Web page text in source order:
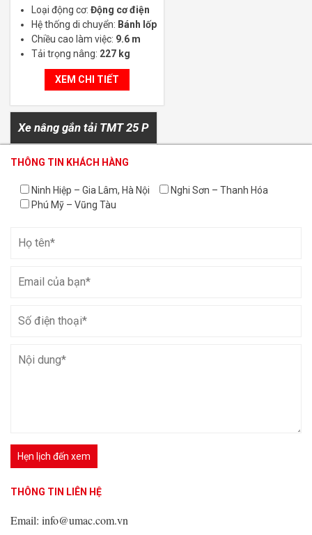
Loại động cơ: Động cơ điện
Hệ thống di chuyển: Bánh lốp
Chiều cao làm việc: 9.6 m
Tải trọng nâng: 227 kg
XEM CHI TIẾT
Xe nâng gắn tải TMT 25 P
Loại động cơ:Động cơ điện
Tải trọng nâng: 2445 kg
Xe nâng hàng ME 435
Hệ thống di chuyển:
Cấu tạo của xe nâng
THÔNG TIN KHÁCH HÀNG
THÔNG TIN LIÊN HỆ
Email: info@umac.com.vn
THÔNG TIN KHÁCH HÀNG
THÔNG TIN LIÊN HỆ
Email: info@umac.com.vn
THÔNG TIN KHÁCH HÀNG
Ninh Hiệp – Gia Lâm, Hà Nội
Nghi Sơn – Thanh Hóa
Phú Mỹ – Vũng Tàu
THÔNG TIN LIÊN HỆ
Email: info@umac.com.vn